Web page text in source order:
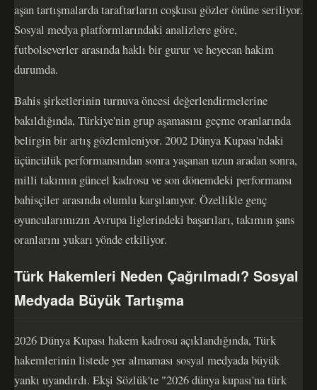
aşan tartışmalarda taraftarların coşkusu gözler önüne seriliyor.
Sosyal medya platformlarındaki analizlere göre,
futbolseverler arasında haklı bir gurur ve heyecan hakim
durumda.
Bahis şirketlerinin turnuva öncesi değerlendirmelerine
bakıldığında, Türkiye'nin grup aşamasını geçme oranlarında
belirgin bir artış gözlemleniyor. 2002 Dünya Kupası'ndaki
üçüncülük performansından sonra yaşanan uzun aradan sonra,
milli takımın güncel kadrosu ve son dönemdeki performansı
bahisçiler arasında olumlu karşılanıyor. Özellikle genç
oyuncularımızın Avrupa liglerindeki başarıları, takımın şans
oranlarını yukarı yönde etkiliyor.
Türk Hakemleri Neden Çağrılmadı? Sosyal
Medyada Büyük Tartışma
2026 Dünya Kupası hakem kadrosu açıklandığında, Türk
hakemlerinin listede yer almaması sosyal medyada büyük
yankı uyandırdı. Ekşi Sözlük'te "2026 dünya kupası'na türk